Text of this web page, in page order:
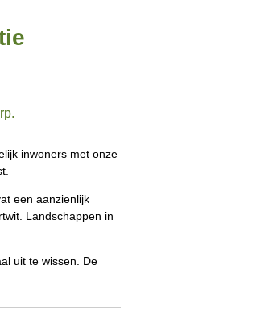
inwoners met onze
een aanzienlijk
Landschappen in
uit te wissen. De